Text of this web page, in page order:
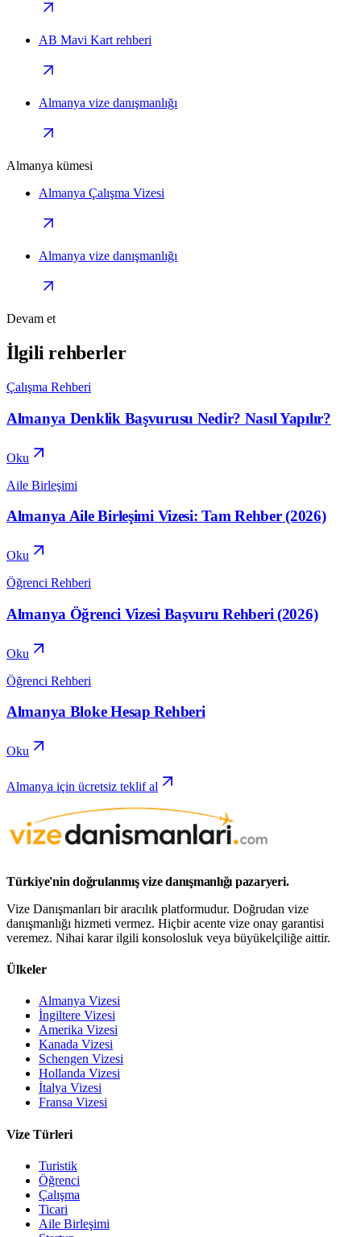
AB Mavi Kart rehberi
Almanya vize danışmanlığı
Almanya kümesi
Almanya Çalışma Vizesi
Almanya vize danışmanlığı
Devam et
İlgili rehberler
Çalışma Rehberi
Almanya Denklik Başvurusu Nedir? Nasıl Yapılır?
Oku
Aile Birleşimi
Almanya Aile Birleşimi Vizesi: Tam Rehber (2026)
Oku
Öğrenci Rehberi
Almanya Öğrenci Vizesi Başvuru Rehberi (2026)
Oku
Öğrenci Rehberi
Almanya Bloke Hesap Rehberi
Oku
Almanya için ücretsiz teklif al
Türkiye'nin doğrulanmış vize danışmanlığı pazaryeri.
Vize Danışmanları bir aracılık platformudur. Doğrudan vize
danışmanlığı hizmeti vermez. Hiçbir acente vize onay garantisi
veremez. Nihai karar ilgili konsolosluk veya büyükelçiliğe aittir.
Ülkeler
Almanya Vizesi
İngiltere Vizesi
Amerika Vizesi
Kanada Vizesi
Schengen Vizesi
Hollanda Vizesi
İtalya Vizesi
Fransa Vizesi
Vize Türleri
Turistik
Öğrenci
Çalışma
Ticari
Aile Birleşimi